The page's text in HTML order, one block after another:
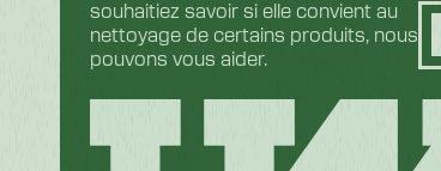
souhaitiez savoir si elle convient au
nettoyage de certains produits, nous
pouvons vous aider.